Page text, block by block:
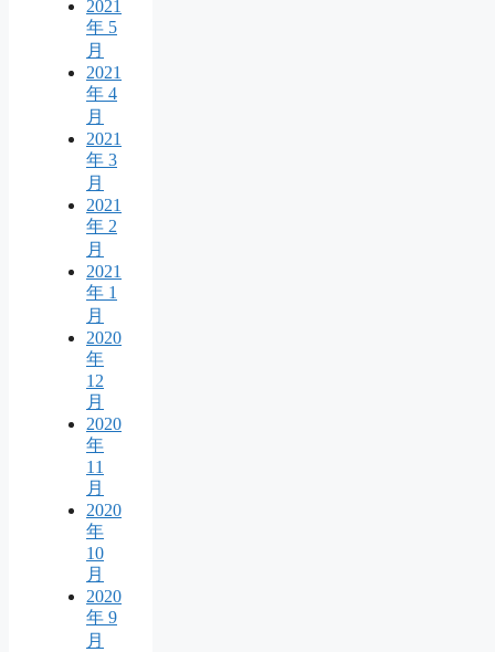
2021
年 5
月
2021
年 4
月
2021
年 3
月
2021
年 2
月
2021
年 1
月
2020
年
12
月
2020
年
11
月
2020
年
10
月
2020
年 9
月